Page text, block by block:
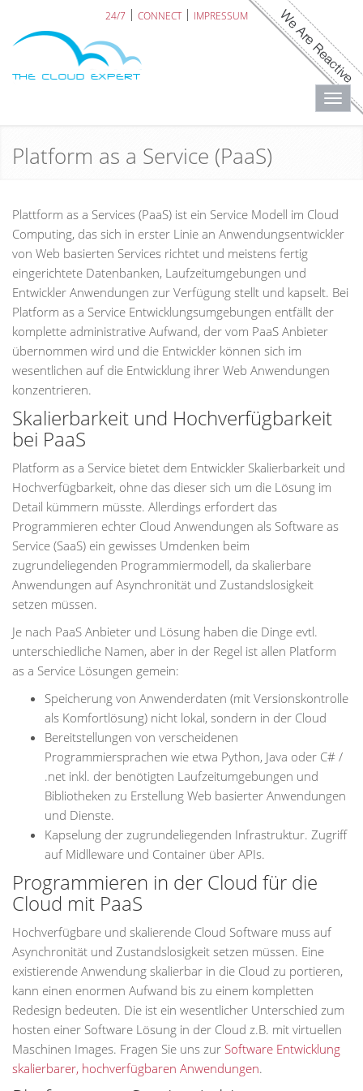
24/7 CONNECT IMPRESSUM
Platform as a Service (PaaS)
Plattform as a Services (PaaS) ist ein Service Modell im Cloud
Computing, das sich in erster Linie an Anwendungsentwickler
von Web basierten Services richtet und meistens fertig
eingerichtete Datenbanken, Laufzeitumgebungen und
Entwickler Anwendungen zur Verfügung stellt und kapselt. Bei
Platform as a Service Entwicklungsumgebungen entfällt der
komplette administrative Aufwand, der vom PaaS Anbieter
übernommen wird und die Entwickler können sich im
wesentlichen auf die Entwicklung ihrer Web Anwendungen
konzentrieren.
Skalierbarkeit und Hochverfügbarkeit
bei PaaS
Platform as a Service bietet dem Entwickler Skalierbarkeit und
Hochverfügbarkeit, ohne das dieser sich um die Lösung im
Detail kümmern müsste. Allerdings erfordert das
Programmieren echter Cloud Anwendungen als Software as
Service (SaaS) ein gewisses Umdenken beim
zugrundeliegenden Programmiermodell, da skalierbare
Anwendungen auf Asynchronität und Zustandslosigkeit
setzen müssen.
Je nach PaaS Anbieter und Lösung haben die Dinge evtl.
unterschiedliche Namen, aber in der Regel ist allen Platform
as a Service Lösungen gemein:
Speicherung von Anwenderdaten (mit Versionskontrolle
als Komfortlösung) nicht lokal, sondern in der Cloud
Bereitstellungen von verscheidenen
Programmiersprachen wie etwa Python, Java oder C# /
.net inkl. der benötigten Laufzeitumgebungen und
Bibliotheken zu Erstellung Web basierter Anwendungen
und Dienste.
Kapselung der zugrundeliegenden Infrastruktur. Zugriff
auf Midlleware und Container über APIs.
Programmieren in der Cloud für die
Cloud mit PaaS
Hochverfügbare und skalierende Cloud Software muss auf
Asynchronität und Zustandslosigkeit setzen müssen. Eine
existierende Anwendung skalierbar in die Cloud zu portieren,
kann einen enormen Aufwand bis zu einem kompletten
Redesign bedeuten. Die ist ein wesentlicher Unterschied zum
hosten einer Software Lösung in der Cloud z.B. mit virtuellen
Maschinen Images. Fragen Sie uns zur Software Entwicklung
skalierbarer, hochverfügbaren Anwendungen.